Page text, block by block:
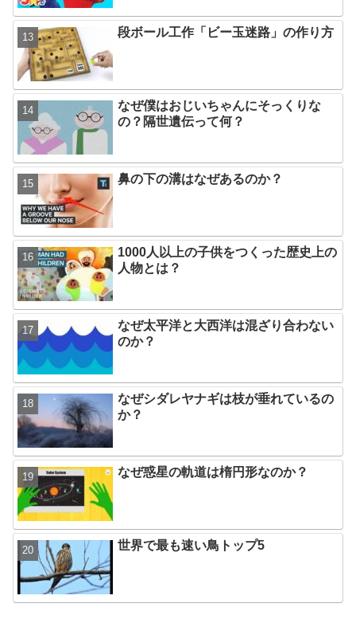
段ボール工作「ビー玉迷路」の作り方
なぜ僕はおじいちゃんにそっくりな
の？隔世遺伝って何？
鼻の下の溝はなぜあるのか？
1000人以上の子供をつくった歴史上の
人物とは？
なぜ太平洋と大西洋は混ざり合わない
のか？
なぜシダレヤナギは枝が垂れているの
か？
なぜ惑星の軌道は楕円形なのか？
世界で最も速い鳥トップ5